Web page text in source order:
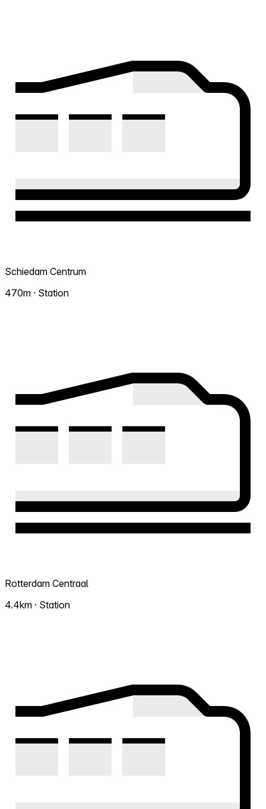
Schiedam Centrum
470m · Station
Rotterdam Centraal
4.4km · Station